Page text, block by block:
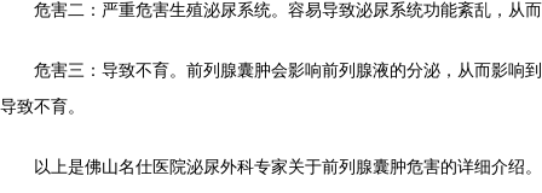
危害二：严重危害生殖泌尿系统。容易导致泌尿系统功能紊乱，从
危害三：导致不育。前列腺囊肿会影响前列腺液的分泌，从而影响
导致不育。
以上是佛山名仕医院泌尿外科专家关于前列腺囊肿危害的详细介绍